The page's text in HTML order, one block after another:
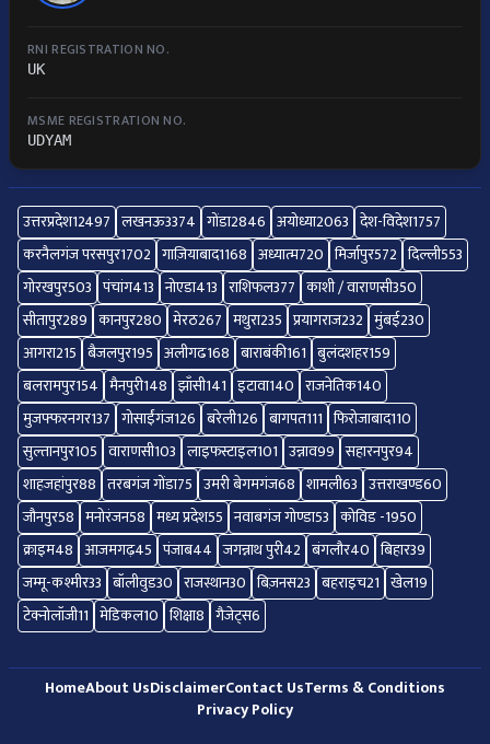
RNI REGISTRATION NO.
UK
MSME REGISTRATION NO.
UDYAM
उत्तरप्रदेश12497 लखनऊ3374 गोंडा2846 अयोध्या2063 देश-विदेश1757
करनैलगंज परसपुर1702 गाज़ियाबाद1168 अध्यात्म720 मिर्जापुर572 दिल्ली553
गोरखपुर503 पंचांग413 नोएडा413 राशिफल377 काशी / वाराणसी350
सीतापुर289 कानपुर280 मेरठ267 मथुरा235 प्रयागराज232 मुंबई230
आगरा215 बैजलपुर195 अलीगढ168 बाराबंकी161 बुलंदशहर159
बलरामपुर154 मैनपुरी148 झाँसी141 इटावा140 राजनेतिक140
मुजफ्फरनगर137 गोसाईंगंज126 बरेली126 बागपत111 फिरोजाबाद110
सुल्तानपुर105 वाराणसी103 लाइफस्टाइल101 उन्नाव99 सहारनपुर94
शाहजहांपुर88 तरबगंज गोंडा75 उमरी बेगमगंज68 शामली63 उत्तराखण्ड60
जौनपुर58 मनोरंजन58 मध्य प्रदेश55 नवाबगंज गोण्डा53 कोविड -1950
क्राइम48 आजमगढ़45 पंजाब44 जगन्नाथ पुरी42 बंगलौर40 बिहार39
जम्मू-कश्मीर33 बॉलीवुड30 राजस्थान30 बिज़नस23 बहराइच21 खेल19
टेक्नोलॉजी11 मेडिकल10 शिक्षा8 गैजेट्स6
HomeAbout UsDisclaimerContact UsTerms & Conditions
Privacy Policy